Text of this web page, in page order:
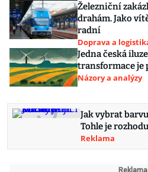
Železniční
drahám. Jako
radní
Doprava a
Jedna česká
transformace je
Názory a analýzy
Jak vybrat
Tohle je
Reklama